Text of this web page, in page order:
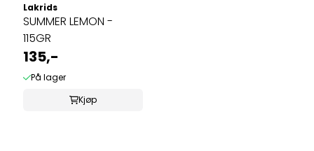
Lakrids
SUMMER LEMON -
115GR
135,-
På lager
Kjøp